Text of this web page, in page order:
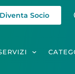
Diventa Socio